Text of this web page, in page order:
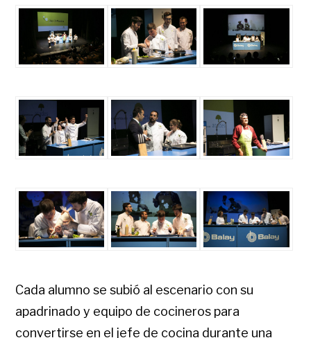
Cada alumno se subió al escenario con su
apadrinado y equipo de cocineros para
convertirse en el jefe de cocina durante una